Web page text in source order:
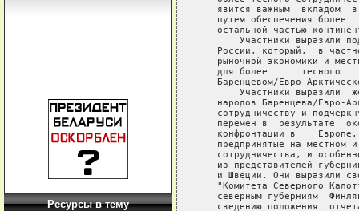
Ресурсы в тему